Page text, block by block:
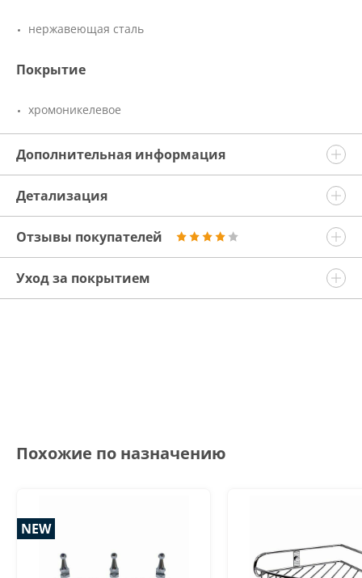
нержавеющая сталь
Покрытие
хромоникелевое
Дополнительная информация
Детализация
Отзывы покупателей
Уход за покрытием
Похожие по назначению
NEW